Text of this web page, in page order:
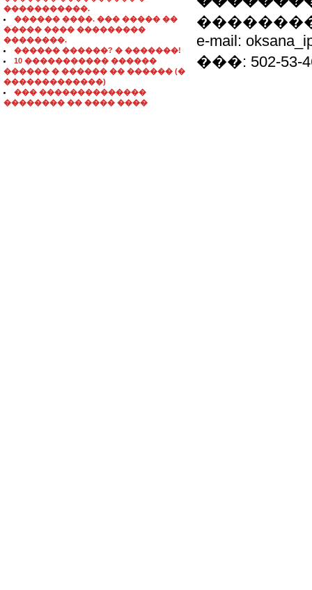
�����������.
������ ����. ��� ����� ��
����� ���� ���������
��������.
������ ������? � �������!
10 ����������� ������
������ � ������ �� ������ (�
�������������)
��� ��������������
�������� �� ���� ����
e-mail:
���: 502-53-